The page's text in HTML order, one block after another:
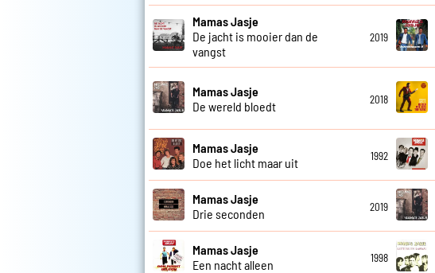
Mamas Jasje
De jacht is mooier dan de
vangst
2019
Mamas Jasje
De wereld bloedt
2018
Mamas Jasje
Doe het licht maar uit
1992
Mamas Jasje
Drie seconden
2019
Mamas Jasje
Een nacht alleen
1998